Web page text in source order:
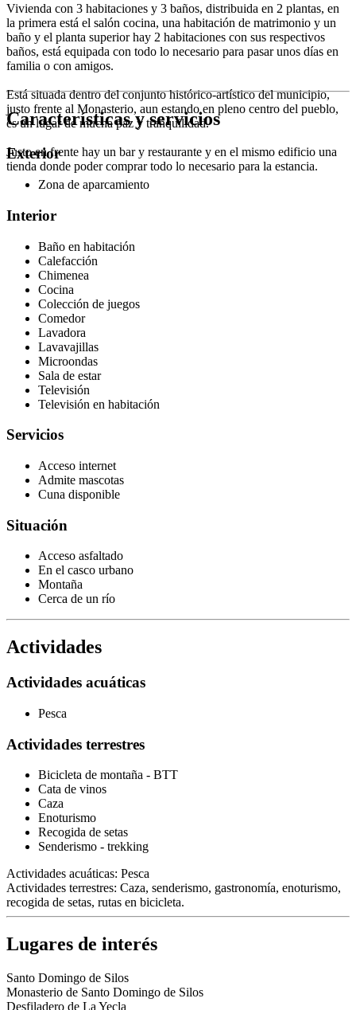
Vivienda con 3 habitaciones y 3 baños, distribuida en 2 plantas, en
la primera está el salón cocina, una habitación de matrimonio y un
baño y el planta superior hay 2 habitaciones con sus respectivos
baños, está equipada con todo lo necesario para pasar unos días en
familia o con amigos.
Está situada dentro del conjunto histórico-artístico del municipio,
justo frente al Monasterio, aun estando en pleno centro del pueblo,
es un lugar de mucha paz y tranquilidad.
Justo en frente hay un bar y restaurante y en el mismo edificio una
tienda donde poder comprar todo lo necesario para la estancia.
Características y servicios
Exterior
Zona de aparcamiento
Interior
Baño en habitación
Calefacción
Chimenea
Cocina
Colección de juegos
Comedor
Lavadora
Lavavajillas
Microondas
Sala de estar
Televisión
Televisión en habitación
Servicios
Acceso internet
Admite mascotas
Cuna disponible
Situación
Acceso asfaltado
En el casco urbano
Montaña
Cerca de un río
Actividades
Actividades acuáticas
Pesca
Actividades terrestres
Bicicleta de montaña - BTT
Cata de vinos
Caza
Enoturismo
Recogida de setas
Senderismo - trekking
Actividades acuáticas: Pesca
Actividades terrestres: Caza, senderismo, gastronomía, enoturismo,
recogida de setas, rutas en bicicleta.
Lugares de interés
Santo Domingo de Silos
Monasterio de Santo Domingo de Silos
Desfiladero de La Yecla